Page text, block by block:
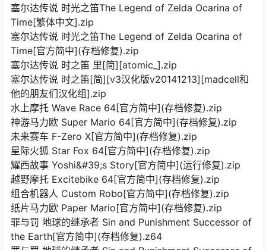
塞尔达传说 时光之笛The Legend of Zelda Ocarina of
Time[繁体中文].zip
塞尔达传说 时光之笛The Legend of Zelda Ocarina of
Time[官方简中](存档修复).zip
塞尔达传说 时之笛 里[简][atomic_].zip
塞尔达传说 时之笛[简][v3汉化版v20141213][madcell和
他的朋友们汉化组].zip
水上摩托 Wave Race 64[官方简中](存档修复).zip
神游马力欧 Super Mario 64[官方简中](存档修复).zip
未来赛车 F-Zero X[官方简中](存档修复).zip
星际火狐 Star Fox 64[官方简中](存档修复).zip
耀西故事 Yoshi&#39;s Story[官方简中](运行修复).zip
越野摩托 Excitebike 64[官方简中](存档修复).zip
组合机器人 Custom Robo[官方简中](存档修复).zip
纸片马力欧 Paper Mario[官方简中](存档修复).zip
罪与罚 地球的继承者 Sin and Punishment Successor of
the Earth[官方简中](存档修复).z64